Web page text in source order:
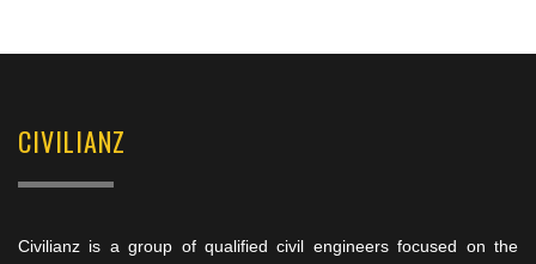
CIVILIANZ
Civilianz is a group of qualified civil engineers focused on the